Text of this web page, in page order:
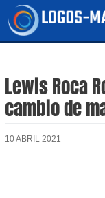
Lewis Roca
cambio de
10 ABRIL 2021